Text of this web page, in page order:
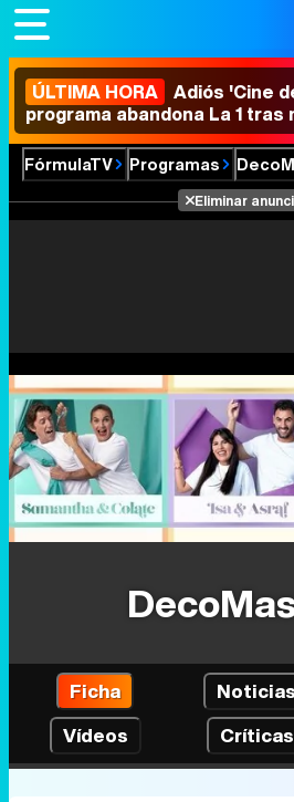
ÚLTIMA HORA Adiós 'Cine
programa abandona La 1 tras
FórmulaTV Programas
Eliminar
Ficha Noticias
Vídeos
Críticas